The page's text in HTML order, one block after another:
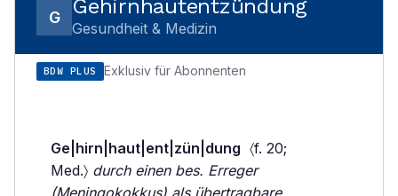
G Gehirnhautentzündung
Gesundheit & Medizin
BDW PLUS Exklusiv für Abonnenten
Ge|hirn|haut|ent|zün|dung 〈f. 20;
Med.〉 durch einen bes. Erreger
(Meningokokkus) als übertragbare